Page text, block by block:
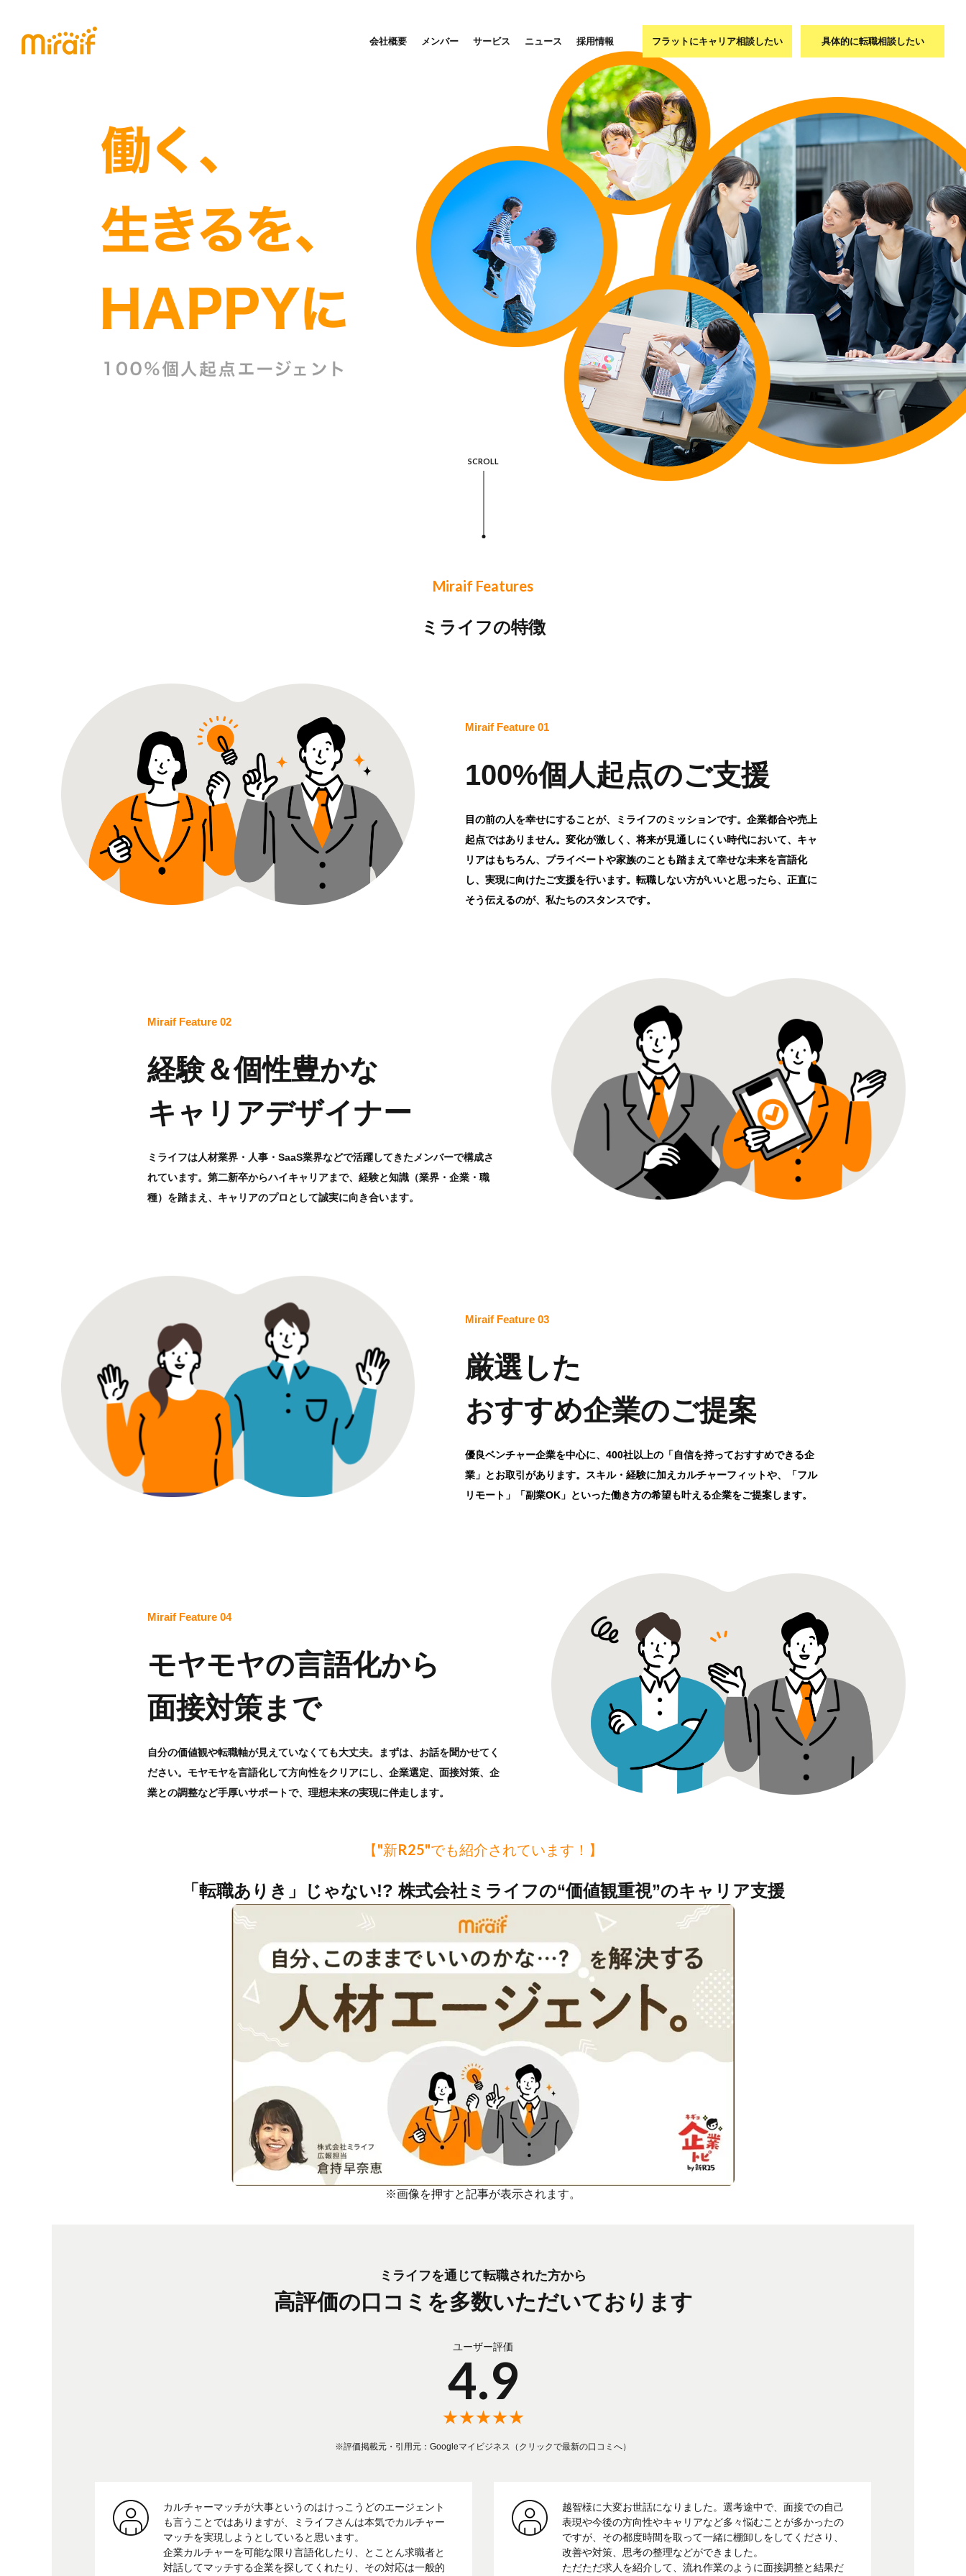
会社概要 メンバー サービス ニュース 採用情報 フラットにキャリア相談したい 具体的に転職相談したい
SCROLL
Miraif Features
ミライフの特徴
Miraif Feature 01
100%個人起点のご支援
目の前の人を幸せにすることが、ミライフのミッションです。企業都合や売上
起点ではありません。変化が激しく、将来が見通しにくい時代において、キャ
リアはもちろん、プライベートや家族のことも踏まえて幸せな未来を言語化
し、実現に向けたご支援を行います。転職しない方がいいと思ったら、正直に
そう伝えるのが、私たちのスタンスです。
Miraif Feature 02
経験＆個性豊かな
キャリアデザイナー
ミライフは人材業界・人事・SaaS業界などで活躍してきたメンバーで構成さ
れています。第二新卒からハイキャリアまで、経験と知識（業界・企業・職
種）を踏まえ、キャリアのプロとして誠実に向き合います。
Miraif Feature 03
厳選した
おすすめ企業のご提案
優良ベンチャー企業を中心に、400社以上の「自信を持っておすすめできる企
業」とお取引があります。スキル・経験に加えカルチャーフィットや、「フル
リモート」「副業OK」といった働き方の希望も叶える企業をご提案します。
Miraif Feature 04
モヤモヤの言語化から
面接対策まで
自分の価値観や転職軸が見えていなくても大丈夫。まずは、お話を聞かせてく
ださい。モヤモヤを言語化して方向性をクリアにし、企業選定、面接対策、企
業との調整など手厚いサポートで、理想未来の実現に伴走します。
【"新R25"でも紹介されています！】
「転職ありき」じゃない!? 株式会社ミライフの“価値観重視”のキャリア支援
※画像を押すと記事が表示されます。
ミライフを通じて転職された方から
高評価の口コミを多数いただいております
ユーザー評価
4.9
★★★★★
※評価掲載元・引用元：Googleマイビジネス（クリックで最新の口コミへ）
カルチャーマッチが大事というのはけっこうどのエージェント
も言うことではありますが、ミライフさんは本気でカルチャー
マッチを実現しようとしていると思います。
企業カルチャーを可能な限り言語化したり、とことん求職者と
対話してマッチする企業を探してくれたり、その対応は一般的
越智様に大変お世話になりました。選考途中で、面接での自己
表現や今後の方向性やキャリアなど多々悩むことが多かったの
ですが、その都度時間を取って一緒に棚卸しをしてくださり、
改善や対策、思考の整理などができました。
ただただ求人を紹介して、流れ作業のように面接調整と結果だ